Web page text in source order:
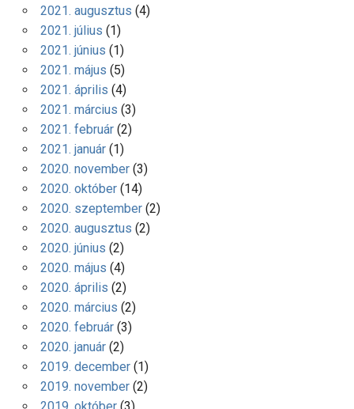
2021. augusztus (4)
2021. július (1)
2021. június (1)
2021. május (5)
2021. április (4)
2021. március (3)
2021. február(2)
2021. január(1)
2020. november(3)
2020. október(14)
2020. szeptember(2)
2020. augusztus (2)
2020. június (2)
2020. május (4)
2020. április (2)
2020. március (2)
2020. február(3)
2020. január(2)
2019. december(1)
2019. november(2)